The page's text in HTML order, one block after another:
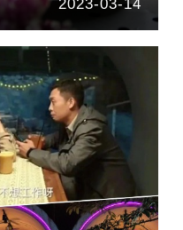
2023-03-14